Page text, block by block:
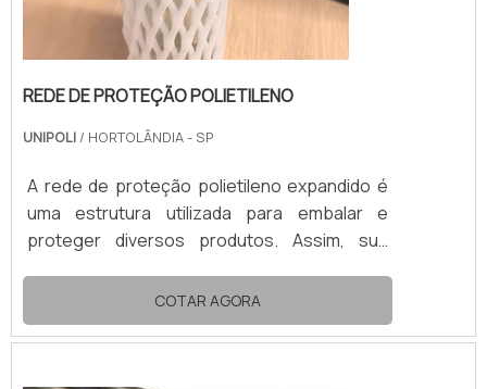
REDE DE PROTEÇÃO POLIETILENO
UNIPOLI / HORTOLÂNDIA - SP
A rede de proteção polietileno expandido é
uma estrutura utilizada para embalar e
proteger diversos produtos. Assim, sua
acondicionamento de frutas e bebidas
engarrafadas.No transporte e no
armazenamento, a rede de proteção de
COTAR AGORA